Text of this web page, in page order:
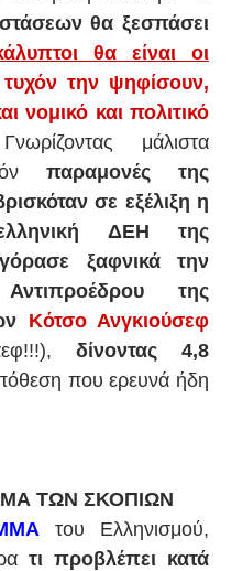
θα ξεσπάσει
θα είναι οι
την ψηφίσουν,
νομικό και πολιτικό
Γνωρίζοντας μάλιστα
παραμονές της
σε εξέλιξη η
ΔΕΗ της
ξαφνικά την
της
Κότσο Ανγκιούσεφ
δίνοντας 4,8
που ερευνά ήδη
ΤΩΝ ΣΚΟΠΙΩΝ
του Ελληνισμού,
τι προβλέπει κατά